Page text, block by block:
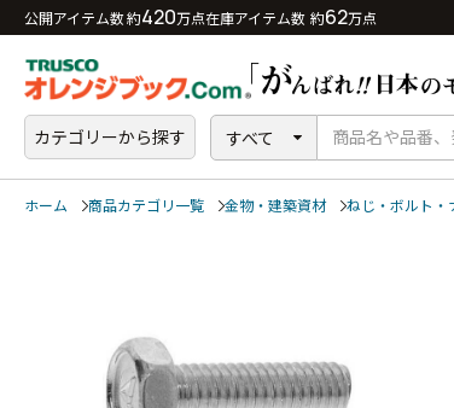
公開アイテム数 約420万点在庫アイテム数 約62万点
カテゴリーから探す すべて
ホーム 商品カテゴリ一覧 金物・建築資材 ねじ・ボルト・